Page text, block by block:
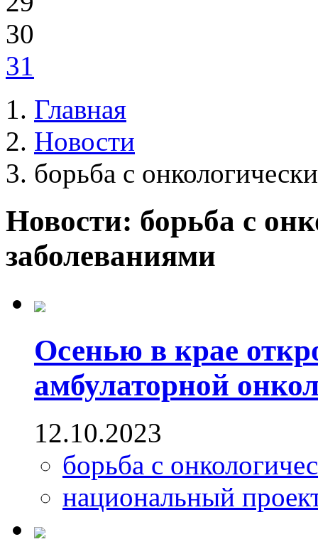
30
31
Главная
Новости
борьба с
Новости: борьба с
заболеваниями
Осенью в крае
амбулаторной
12.10.2023
борьба с
национальный